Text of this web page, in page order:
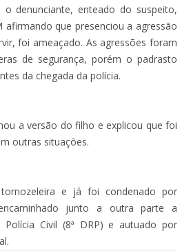
o denunciante, enteado do suspeito,
afirmando que presenciou a agressão
foi ameaçado. As agressões foram
de segurança, porém o padrasto
da chegada da polícia.
a versão do filho e explicou que foi
outras situações.
e já foi condenado por
junto a outra parte a
Polícia Civil (8ª DRP) e autuado por